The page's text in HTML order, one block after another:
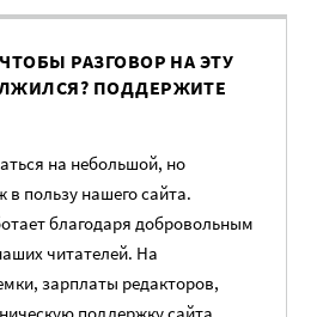
РАЗГОВОР НА ЭТУ
ПОДДЕРЖИТЕ
на небольшой, но
в пользу нашего сайта.
благодаря добровольным
читателей. На
зарплаты редакторов,